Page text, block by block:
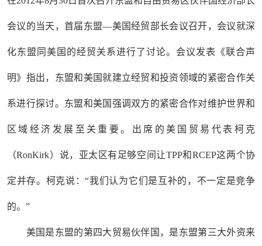
会议的当天，首届东盟—美国经贸部长会议召开，会议就深
化东盟同美国的经贸关系进行了讨论。会议发表《联合声
明》指出，东盟和美国就建立经贸和投资领域的紧密合作关
系进行探讨。东盟和美国强调双方的紧密合作对维护世界和
区域经济发展至关重要。出席的美国贸易代表柯克
（RonKirk）说，亚太区有足够空间让TPP和RCEP这两个协
定并存。柯克说：“我们认为它们是互补的，不一定是竞争
的。”
美国是东盟的第四大贸易伙伴国，是东盟第三大外资来